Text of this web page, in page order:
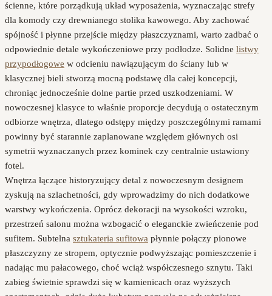
ścienne, które porządkują układ wyposażenia, wyznaczając strefy
dla komody czy drewnianego stolika kawowego. Aby zachować
spójność i płynne przejście między płaszczyznami, warto zadbać o
odpowiednie detale wykończeniowe przy podłodze. Solidne listwy
przypodłogowe w odcieniu nawiązującym do ściany lub w
klasycznej bieli stworzą mocną podstawę dla całej koncepcji,
chroniąc jednocześnie dolne partie przed uszkodzeniami. W
nowoczesnej klasyce to właśnie proporcje decydują o ostatecznym
odbiorze wnętrza, dlatego odstępy między poszczególnymi ramami
powinny być starannie zaplanowane względem głównych osi
symetrii wyznaczanych przez kominek czy centralnie ustawiony
fotel.
Wnętrza łączące historyzujący detal z nowoczesnym designem
zyskują na szlachetności, gdy wprowadzimy do nich dodatkowe
warstwy wykończenia. Oprócz dekoracji na wysokości wzroku,
przestrzeń salonu można wzbogacić o eleganckie zwieńczenie pod
sufitem. Subtelna sztukateria sufitowa płynnie połączy pionowe
płaszczyzny ze stropem, optycznie podwyższając pomieszczenie i
nadając mu pałacowego, choć wciąż współczesnego sznytu. Taki
zabieg świetnie sprawdzi się w kamienicach oraz wyższych